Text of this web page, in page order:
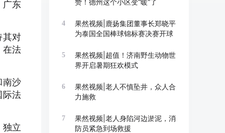
广东
其对
在法
南沙
际法
独立
赞！德州这个小区变“暖”了
4
果然视频|鹿扬集团董事长郑晓平
为泰国全国棒球锦标赛决赛开球
5
果然视频|超值！济南野生动物世
界开启暑期狂欢模式
6
果然视频|老人不慎坠井，众人合
力施救
7
果然视频|老人身陷河边淤泥，消
防员紧急到场救援